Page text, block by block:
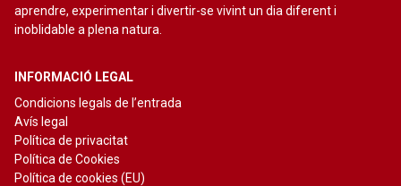
aprendre, experimentar i divertir-se vivint un dia diferent i
inoblidable a plena natura.
INFORMACIÓ LEGAL
Condicions legals de l’entrada
Avís legal
Política de privacitat
Política de Cookies
Política de cookies (EU)